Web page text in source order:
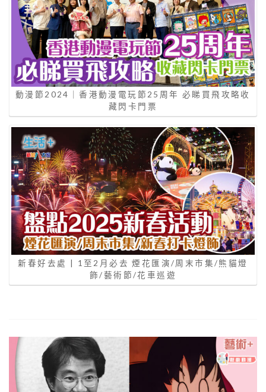
動漫節2024｜香港動漫電玩節25周年 必睇買飛攻略收
藏閃卡門票
新春好去處 | 1至2月必去 煙花匯演/周末市集/熊貓燈
飾/藝術節/花車巡遊